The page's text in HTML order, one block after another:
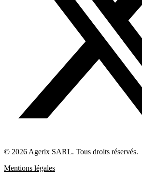
© 2026 Agerix SARL. Tous droits réservés.
Mentions légales